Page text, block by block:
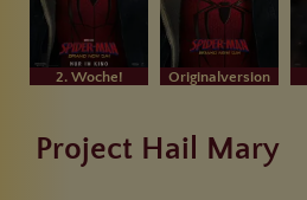
2. Woche! Originalversion
Project Hail Mary